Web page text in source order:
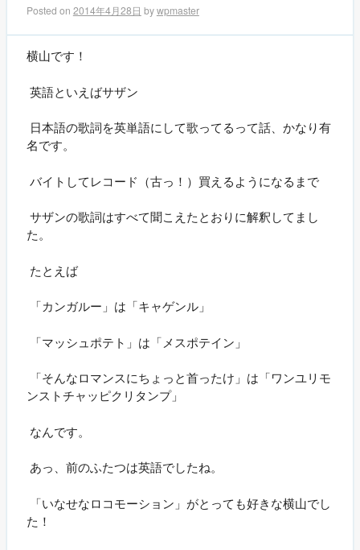
Posted on 2014年4月28日 bywpmaster
横山です！
英語といえばサザン
日本語の歌詞を英単語にして歌ってるって話、かなり有
名です。
バイトしてレコード（古っ！）買えるようになるまで
サザンの歌詞はすべて聞こえたとおりに解釈してまし
た。
たとえば
「カンガルー」は「キャゲンル」
「マッシュポテト」は「メスポテイン」
「そんなロマンスにちょっと首ったけ」は「ワンユリモ
ンストチャッピクリタンプ」
なんです。
あっ、前のふたつは英語でしたね。
「いなせなロコモーション」がとっても好きな横山でし
た！